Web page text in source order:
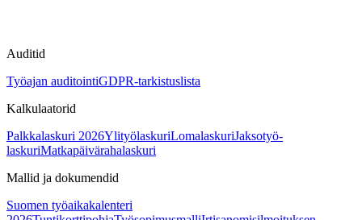
Auditid
Työajan auditointiGDPR-tarkistuslista
Kalkulaatorid
Palkkalaskuri 2026YlityölaskuriLomalaskuriJaksotyö-
laskuriMatkapäivärahalaskuri
Mallid ja dokumendid
Suomen työaikakalenteri